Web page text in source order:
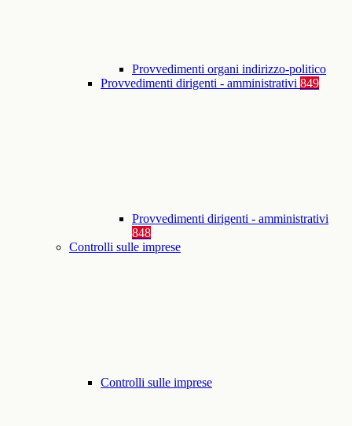
Provvedimenti organi indirizzo-politico
Provvedimenti dirigenti - amministrativi 849
Provvedimenti dirigenti - amministrativi
848
Controlli sulle imprese
Controlli sulle imprese